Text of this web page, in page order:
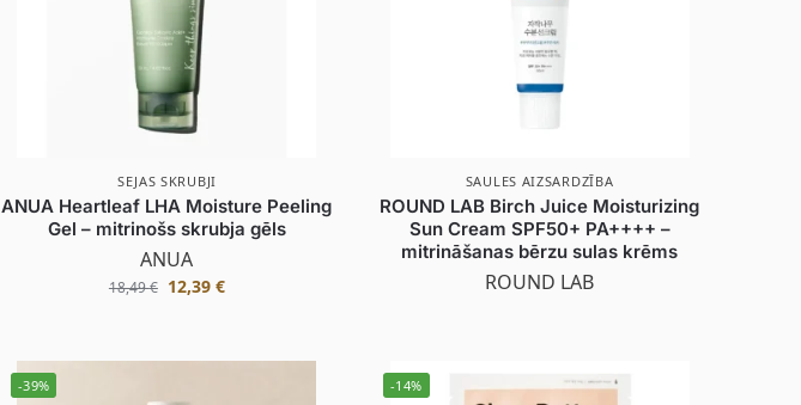
SEJAS SKRUBJI
ANUA Heartleaf LHA Moisture Peeling
Gel – mitrinošs skrubja gēls
ANUA
18,49€ 12,39 €
SAULES AIZSARDZĪBA
ROUND LAB Birch Juice Moisturizing
Sun Cream SPF50+ PA++++ –
mitrināšanas bērzu sulas krēms
ROUND LAB
-39% -14%